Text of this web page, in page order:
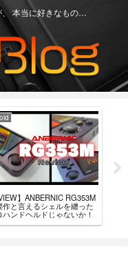
、 本当に好きなもの…
】ANBERNIC RG353M
作と言えるシェルを纏った
ハンドヘルドじゃないか！